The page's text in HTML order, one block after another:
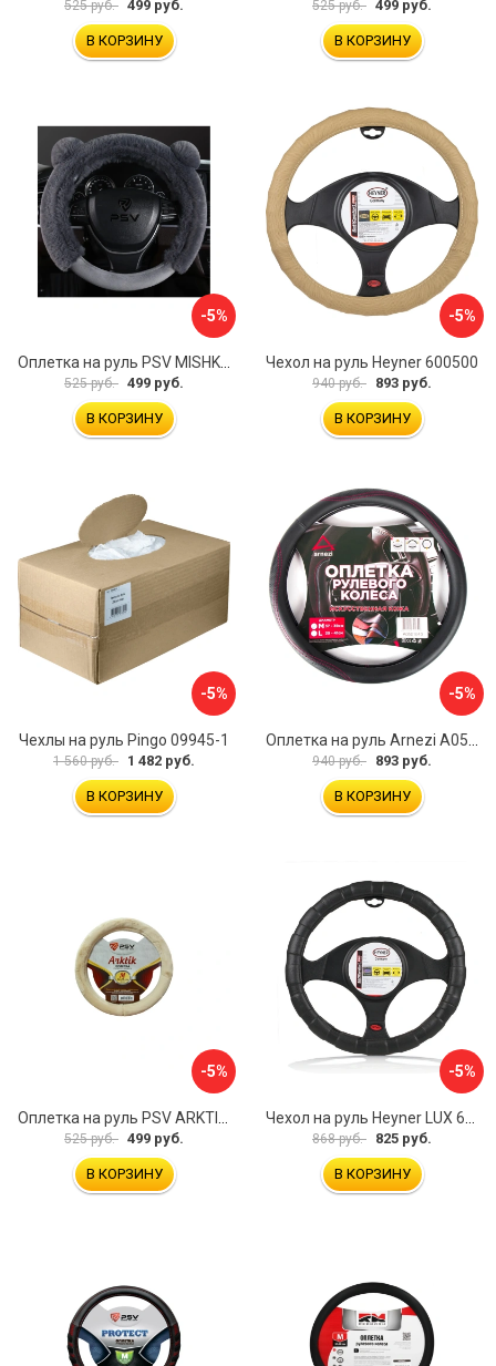
525 руб. 499 руб.
В КОРЗИНУ
525 руб. 499 руб.
В КОРЗИНУ
-5%
525 руб. 499 руб.
В КОРЗИНУ
-5%
Чехол на руль Heyner 600500
940 руб. 893 руб.
В КОРЗИНУ
-5%
Чехлы на руль Pingo 09945-1
1 560 руб. 1 482 руб.
В КОРЗИНУ
-5%
940 руб. 893 руб.
В КОРЗИНУ
-5%
525 руб. 499 руб.
В КОРЗИНУ
-5%
868 руб. 825 руб.
В КОРЗИНУ